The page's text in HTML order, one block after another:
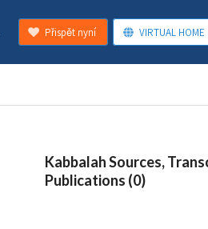
Přispět nyní VIRTUAL HOME
Kabbalah Sources,
Publications (0)